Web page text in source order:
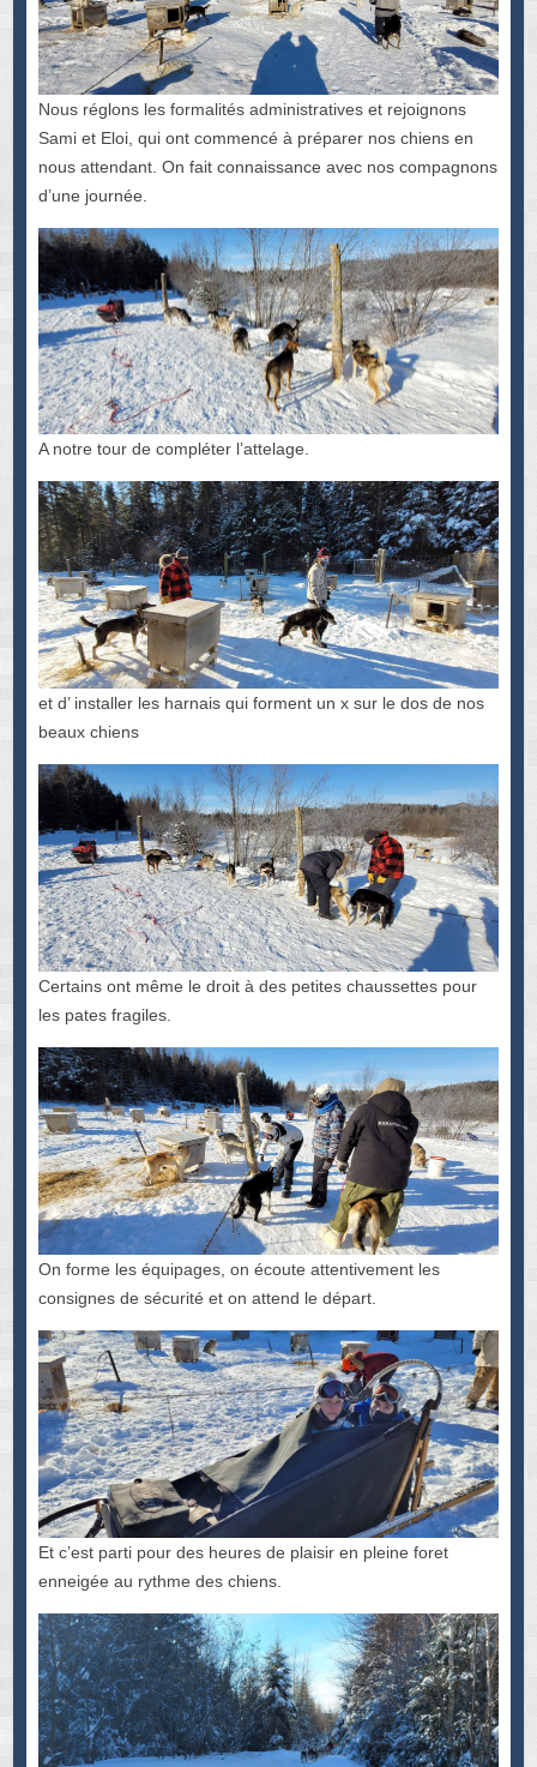
Nous réglons les formalités administratives et rejoignons
Sami et Eloi, qui ont commencé à préparer nos chiens en
nous attendant. On fait connaissance avec nos compagnons
d’une journée.
A notre tour de compléter l’attelage.
et d’ installer les harnais qui forment un x sur le dos de nos
beaux chiens
Certains ont même le droit à des petites chaussettes pour
les pates fragiles.
On forme les équipages, on écoute attentivement les
consignes de sécurité et on attend le départ.
Et c’est parti pour des heures de plaisir en pleine foret
enneigée au rythme des chiens.